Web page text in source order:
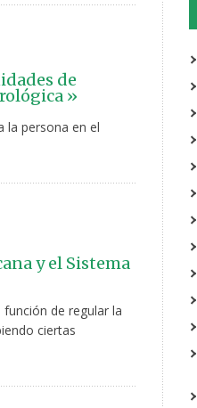
de
»
la persona en el
y el Sistema
de regular la
ciertas